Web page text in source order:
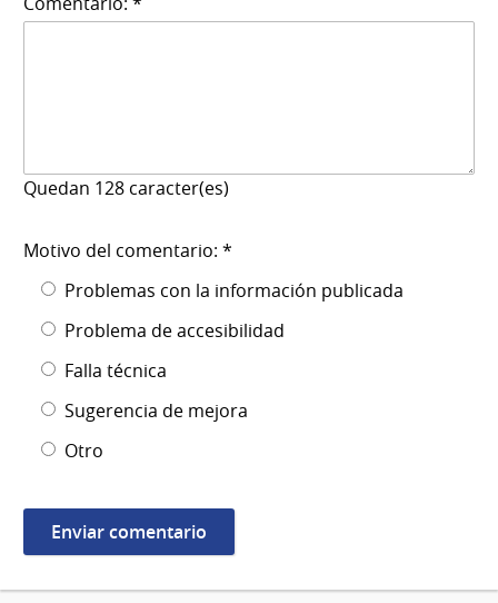
Quedan 128 caracter(es)
Motivo del comentario: *
Problemas con la información publicada
Problema de accesibilidad
Falla técnica
Sugerencia de mejora
Otro